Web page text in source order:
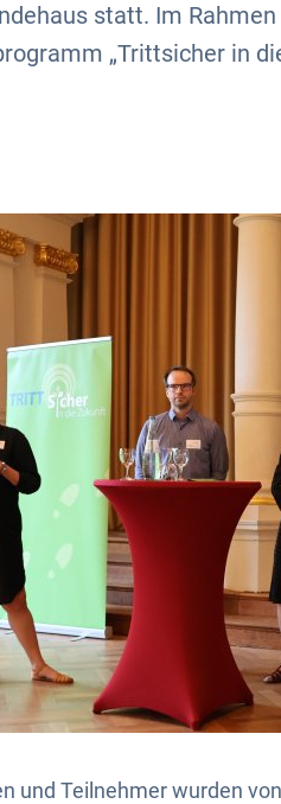
statt. Im
„Trittsicher in
und Teilnehmer wurden